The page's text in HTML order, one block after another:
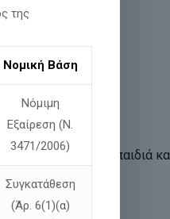
στα παιδιά
της
Νομική Βάση
Νόμιμη
Εξαίρεση (Ν.
3471/2006)
Συγκατάθεση
(Άρ. 6(1)(α)